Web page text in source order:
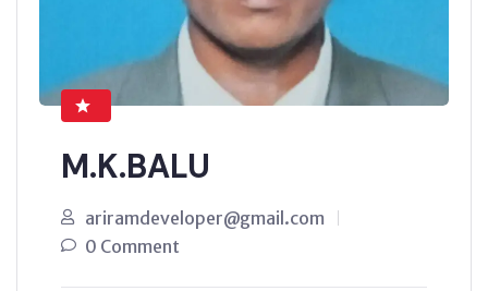
M.K.BALU
ariramdeveloper@gmail.com
0 Comment